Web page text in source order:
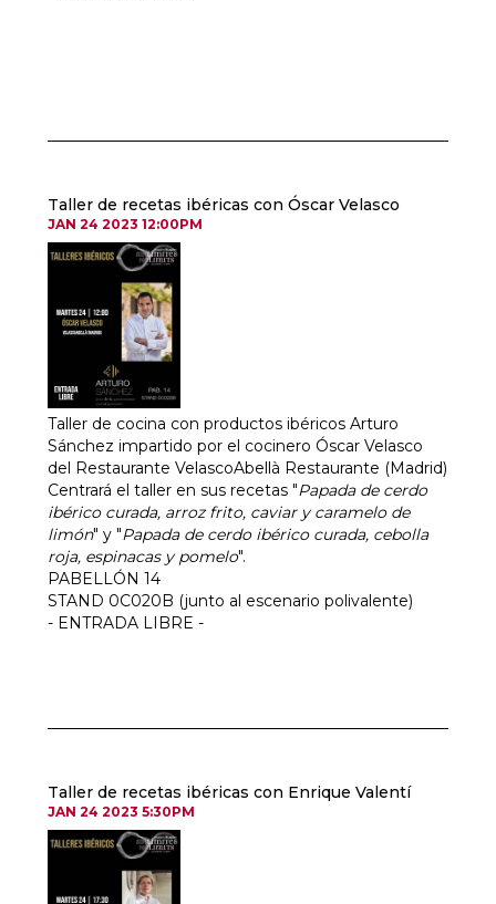
Taller de recetas ibéricas con Óscar Velasco
JAN 24 2023 12:00PM
Taller de cocina con productos ibéricos Arturo
Sánchez impartido por el cocinero Óscar Velasco
del Restaurante VelascoAbellà Restaurante (Madrid)
Centrará el taller en sus recetas "Papada de cerdo
ibérico curada, arroz frito, caviar y caramelo de
limón" y "Papada de cerdo ibérico curada, cebolla
roja, espinacas y pomelo".
PABELLÓN 14
STAND 0C020B (junto al escenario polivalente)
- ENTRADA LIBRE -
Taller de recetas ibéricas con Enrique Valentí
JAN 24 2023 5:30PM